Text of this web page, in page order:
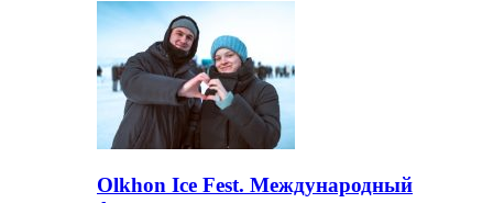
Olkhon Ice Fest. Международный